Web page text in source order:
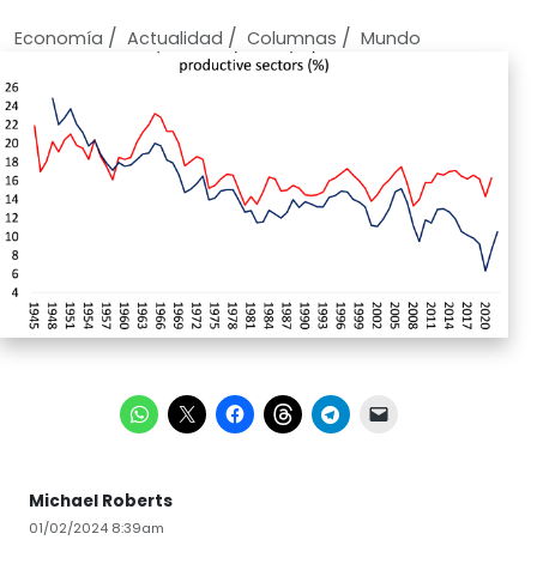
Economí­a / Actualidad / Columnas / Mundo
Michael Roberts
01/02/2024 8:39am